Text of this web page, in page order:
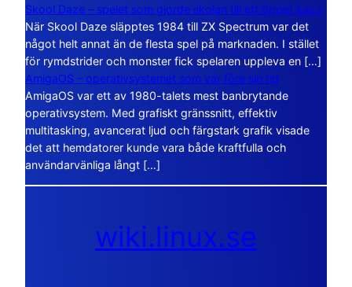
Skool Daze – spelet som gjorde skolan till ett öppet kaos
När Skool Daze släpptes 1984 till ZX Spectrum var det
något helt annat än de flesta spel på marknaden. I stället
för rymdstrider och monster fick spelaren uppleva en […]
AmigaOS – operativsystemet som var före sin tid
AmigaOS var ett av 1980-talets mest banbrytande
operativsystem. Med grafiskt gränssnitt, effektiv
multitasking, avancerat ljud och färgstark grafik visade
det att hemdatorer kunde vara både kraftfulla och
användarvänliga långt […]
wiki.linux.se